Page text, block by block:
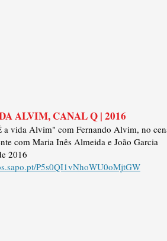
ALVIM, CANAL Q | 2016
a vida Alvim" com Fernando Alvim, no
com Maria Inês Almeida e João Garcia
2016
P5s0QI1vNhoWU0oMjtGW